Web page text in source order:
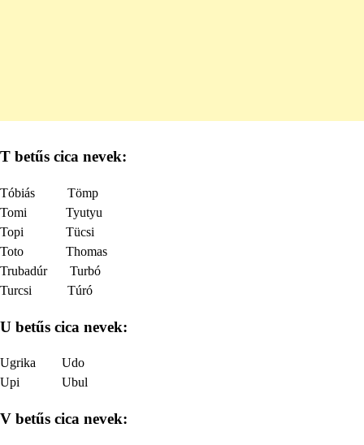
T betűs cica nevek:
Tóbiás Tömp
Tomi Tyutyu
Topi Tücsi
Toto Thomas
Trubadúr Turbó
Turcsi Túró
U betűs cica nevek:
Ugrika Udo
Upi Ubul
V betűs cica nevek: